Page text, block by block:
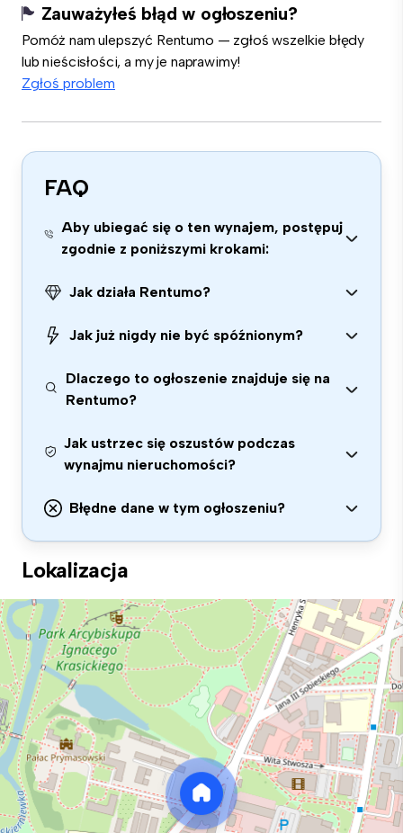
Zauważyłeś błąd w ogłoszeniu?
Pomóż nam ulepszyć Rentumo — zgłoś wszelkie błędy
lub nieścisłości, a my je naprawimy!
Zgłoś problem
FAQ
Aby ubiegać się o ten wynajem, postępuj
zgodnie z poniższymi krokami:
Jak działa Rentumo?
Jak już nigdy nie być spóźnionym?
Dlaczego to ogłoszenie znajduje się na
Rentumo?
Jak ustrzec się oszustów podczas
wynajmu nieruchomości?
Błędne dane w tym ogłoszeniu?
Lokalizacja